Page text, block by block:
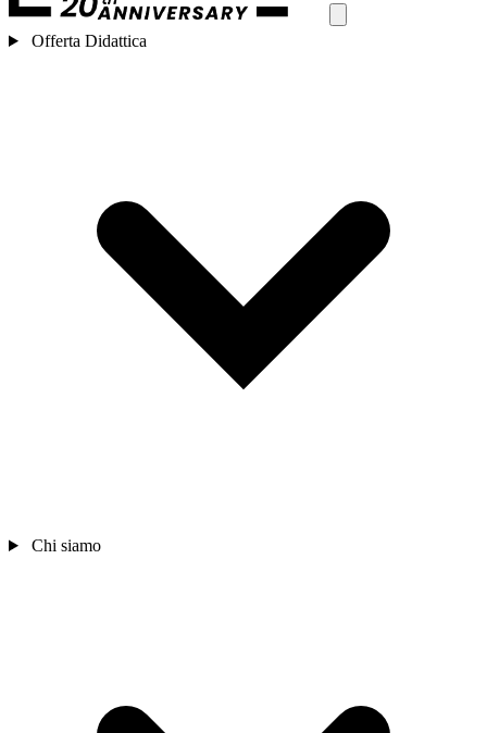
Offerta Didattica
Chi siamo